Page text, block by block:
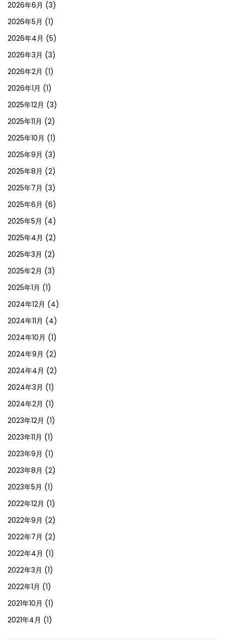
2026年6月 (3)
2026年5月 (1)
2026年4月 (5)
2026年3月 (3)
2026年2月 (1)
2026年1月 (1)
2025年12月 (3)
2025年11月 (2)
2025年10月 (1)
2025年9月 (3)
2025年8月 (2)
2025年7月 (3)
2025年6月 (6)
2025年5月 (4)
2025年4月 (2)
2025年3月 (2)
2025年2月 (3)
2025年1月 (1)
2024年12月 (4)
2024年11月 (4)
2024年10月 (1)
2024年9月 (2)
2024年4月 (2)
2024年3月 (1)
2024年2月 (1)
2023年12月 (1)
2023年11月 (1)
2023年9月 (1)
2023年8月 (2)
2023年5月 (1)
2022年12月 (1)
2022年9月 (2)
2022年7月 (2)
2022年4月 (1)
2022年3月 (1)
2022年1月 (1)
2021年10月 (1)
2021年4月 (1)